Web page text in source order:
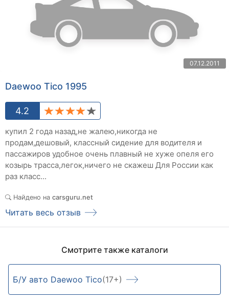
07.12.2011
Daewoo Tico 1995
4.2
купил 2 года назад,не жалею,никогда не
продам,дешовый, классный сидение для водителя и
пассажиров удобное очень плавный не хуже опеля его
козырь трасса,легок,ничего не скажеш Для России как
раз класс...
Найдено на carsguru.net
Читать весь отзыв
Смотрите также каталоги
Б/У авто Daewoo Tico(17+)